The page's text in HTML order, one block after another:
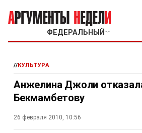
ФЕДЕРАЛЬНЫЙ ﹀
//КУЛЬТУРА
Анжелина Джоли
Бекмамбетову
26 февраля 2010, 10:56